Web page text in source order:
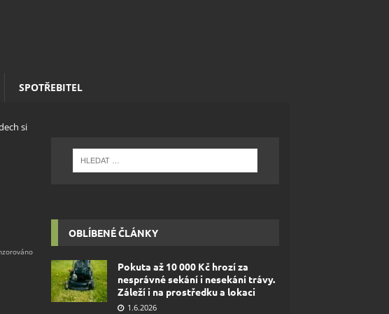
SPOTŘEBITEL
si
OBLÍBENÉ ČLÁNKY
Pokuta až 10 000 Kč hrozí za
nesprávné sekání i nesekání trávy.
Záleží i na prostředku a lokaci
1.6.2026